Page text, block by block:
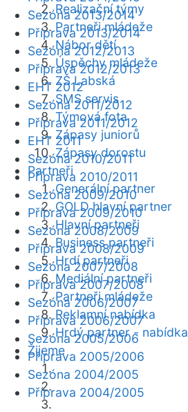
Realizační týmy
Partneři mládeže
Nábor dětí
Úspěchy mládeže
ZŠ Labská
SMS servis
Týmová fota
Zápasy juniorů
Zápasy dorostu
Partneři
Generální partner
GOLD hlavní partner
Hlavní partneři
Business partneři
Hrdí partneři
Mediální partneři
Partneři mládeže
Reklamní nabídka
Hrdý partner - nabídka
Žijeme
Sezóna 2013/2014
Příprava 2013/2014
Sezóna 2012/2013
Příprava 2012/2013
EHT 2012
Sezóna 2011/2012
Příprava 2011/2012
EHT 2011
Sezóna 2010/2011
Příprava 2010/2011
Sezóna 2009/2010
Příprava 2009/2010
Sezóna 2008/2009
Příprava 2008/2009
Sezóna 2007/2008
Příprava 2007/2008
Sezóna 2006/2007
Příprava 2006/2007
Sezóna 2005/2006
Příprava 2005/2006
Sezóna 2004/2005
Příprava 2004/2005